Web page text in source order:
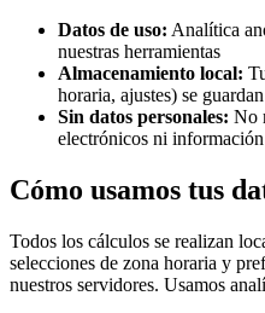
Datos de uso: Analítica
nuestras herramientas
Almacenamiento local:
horaria, ajustes) se
Sin datos personales: No
electrónicos ni
Cómo usamos tus
Todos los cálculos se realizan
selecciones de zona horaria y
nuestros servidores. Usamos